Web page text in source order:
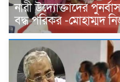
নারী উদ্যোক্তাদের
বদ্ধ পরিকর -মোহাম্মদ